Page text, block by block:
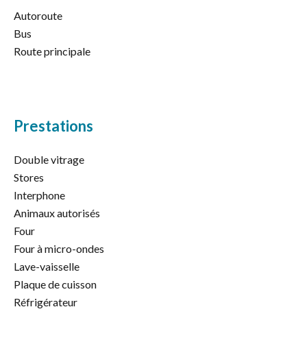
Autoroute
Bus
Route principale
Prestations
Double vitrage
Stores
Interphone
Animaux autorisés
Four
Four à micro-ondes
Lave-vaisselle
Plaque de cuisson
Réfrigérateur